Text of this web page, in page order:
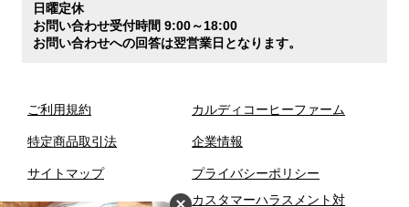
日曜定休
お問い合わせ受付時間 9:00～18:00
お問い合わせへの回答は翌営業日となります。
ご利用規約
特定商品取引法
サイトマップ
カルディコーヒーファーム
企業情報
プライバシーポリシー
カスタマーハラスメント対